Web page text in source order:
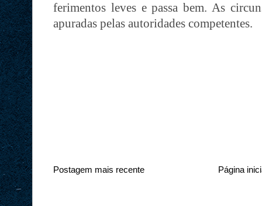
ferimentos leves e passa bem. As
apuradas pelas autoridades competentes.
Postagem mais recente Página